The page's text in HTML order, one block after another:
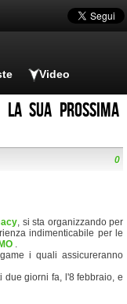
Video
sua prossima
0
, si sta organizzando per
indimenticabile per le
.
i quali assicureranno
due giorni fa, l'8 febbraio, e